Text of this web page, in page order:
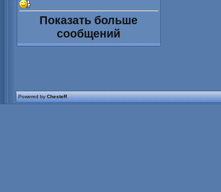
Показать больше
сообщений
Powered byChesteR